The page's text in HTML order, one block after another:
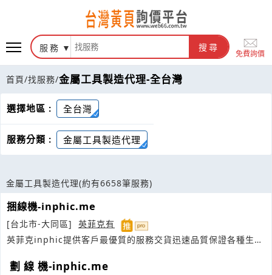
服務 搜尋
免費詢價
首頁/找服務/金屬工具製造代理-全台灣
選擇地區 : 全台灣
服務分類 : 金屬工具製造代理
金屬工具製造代理(約有6658筆服務)
捆線機-inphic.me
[台北市-大同區]
英菲克有
英菲克inphic提供客戶最優質的服務交貨迅速品質保證各種生產
劃 線 機-inphic.me